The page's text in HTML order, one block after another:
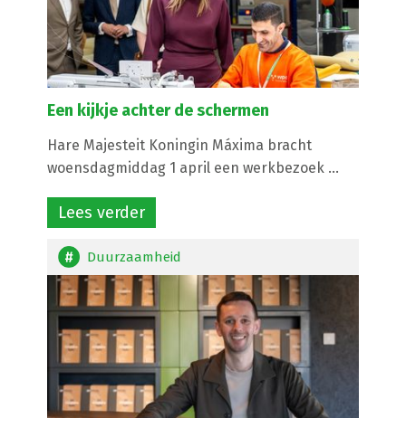
Een kijkje achter de schermen
Hare Majesteit Koningin Máxima bracht
woensdagmiddag 1 april een werkbezoek ...
Lees verder
Duurzaamheid